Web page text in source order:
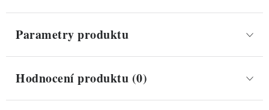
Parametry produktu
Hodnocení produktu (0)